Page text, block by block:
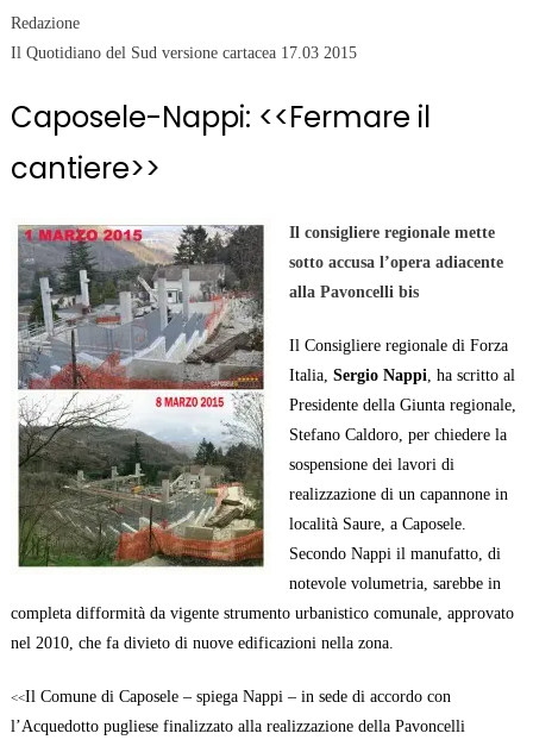
Redazione
Il Quotidiano del Sud versione cartacea 17.03 2015
Caposele-Nappi: <<Fermare il
cantiere>>
Il consigliere regionale mette
sotto accusa l’opera adiacente
alla Pavoncelli bis
Il Consigliere regionale di Forza
Italia, Sergio Nappi , ha scritto al
Presidente della Giunta regionale,
Stefano Caldoro, per chiedere la
sospensione dei lavori di
realizzazione di un capannone in
località Saure, a Caposele.
Secondo Nappi il manufatto, di
notevole volumetria, sarebbe in
completa difformità da vigente strumento urbanistico comunale, approvato
nel 2010, che fa divieto di nuove edificazioni nella zona.
<<Il Comune di Caposele – spiega Nappi – in sede di accordo con
l’Acquedotto pugliese finalizzato alla realizzazione della Pavoncelli